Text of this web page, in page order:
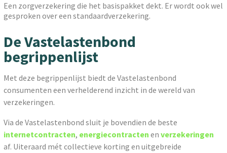
Een zorgverzekering die het basispakket dekt. Er wordt ook wel
gesproken over een standaardverzekering.
De Vastelastenbond
begrippenlijst
Met deze begrippenlijst biedt de Vastelastenbond
consumenten een verhelderend inzicht in de wereld van
verzekeringen.
Via de Vastelastenbond sluit je bovendien de beste
internetcontracten, energiecontracten enverzekeringen
af. Uiteraard mét collectieve korting en uitgebreide